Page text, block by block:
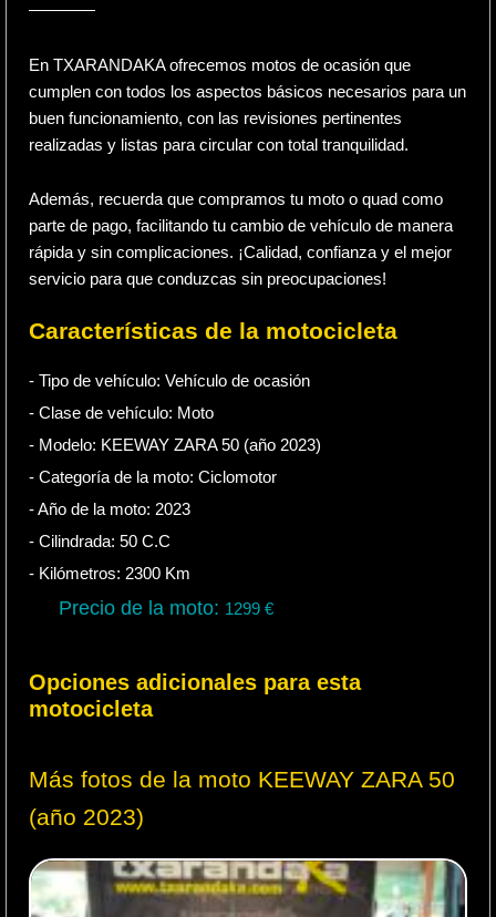
————
En TXARANDAKA ofrecemos motos de ocasión que
cumplen con todos los aspectos básicos necesarios para un
buen funcionamiento, con las revisiones pertinentes
realizadas y listas para circular con total tranquilidad.
Además, recuerda que compramos tu moto o quad como
parte de pago, facilitando tu cambio de vehículo de manera
rápida y sin complicaciones. ¡Calidad, confianza y el mejor
servicio para que conduzcas sin preocupaciones!
Características de la motocicleta
- Tipo de vehículo: Vehículo de ocasión
- Clase de vehículo: Moto
- Modelo: KEEWAY ZARA 50 (año 2023)
- Categoría de la moto: Ciclomotor
- Año de la moto: 2023
- Cilindrada: 50 C.C
- Kilómetros: 2300 Km
Precio de la moto: 1299€
Opciones adicionales para esta
motocicleta
Más fotos de la moto KEEWAY ZARA 50
(año 2023)